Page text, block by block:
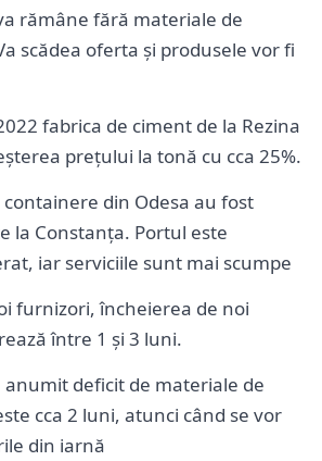
rămâne fără materiale de
scădea oferta și produsele vor fi
fabrica de ciment de la Rezina
prețului la tonă cu cca 25%.
din Odesa au fost
la Constanța. Portul este
iar serviciile sunt mai scumpe
furnizori, încheierea de noi
între 1 și 3 luni.
anumit deficit de materiale de
cca 2 luni, atunci când se vor
din iarnă